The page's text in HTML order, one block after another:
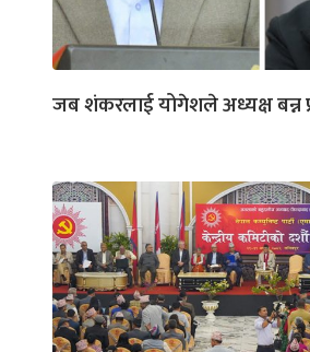
जब शंकरलाई योगेशले अध्यक्ष बन्न